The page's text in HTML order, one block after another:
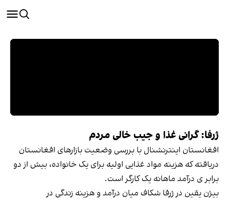
ژرفا: گرانی غذا و جیب خالی مردم
افغانستان اینترنشنال با بررسی وضعیت بازارهای افغانستان
دریافته که هزینه مواد غذایی اولیه برای یک خانواده، بیش از دو
برابر ی درآمد ماهانه یک کارگر است.
بیژن یقین در ژرفا شکاف میان درآمد و هزینه زندگی در